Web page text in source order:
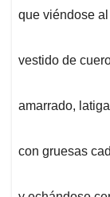
que viéndose
vestido de
amarrado,
con gruesas